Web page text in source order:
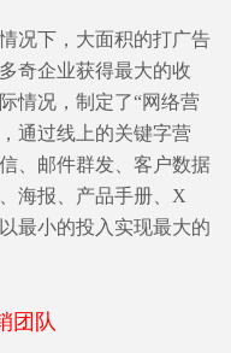
况下，大面积的打广告
奇企业获得最大的收
情况，制定了“网络营
通过线上的关键字营
、邮件群发、客户数据
海报、产品手册、X
最小的投入实现最大的
团队